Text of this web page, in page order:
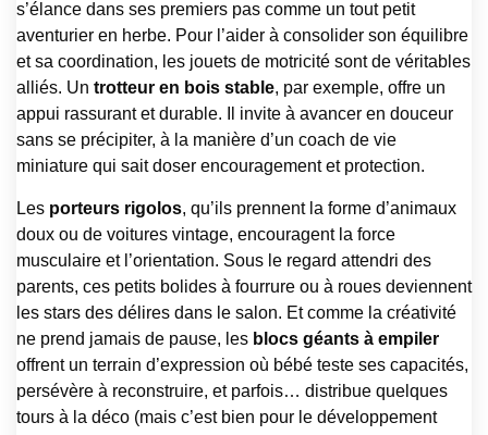
s’élance dans ses premiers pas comme un tout petit
aventurier en herbe. Pour l’aider à consolider son équilibre
et sa coordination, les jouets de motricité sont de véritables
alliés. Un trotteur en bois stable, par exemple, offre un
appui rassurant et durable. Il invite à avancer en douceur
sans se précipiter, à la manière d’un coach de vie
miniature qui sait doser encouragement et protection.
Les porteurs rigolos, qu’ils prennent la forme d’animaux
doux ou de voitures vintage, encouragent la force
musculaire et l’orientation. Sous le regard attendri des
parents, ces petits bolides à fourrure ou à roues deviennent
les stars des délires dans le salon. Et comme la créativité
ne prend jamais de pause, les blocs géants à empiler
offrent un terrain d’expression où bébé teste ses capacités,
persévère à reconstruire, et parfois… distribue quelques
tours à la déco (mais c’est bien pour le développement